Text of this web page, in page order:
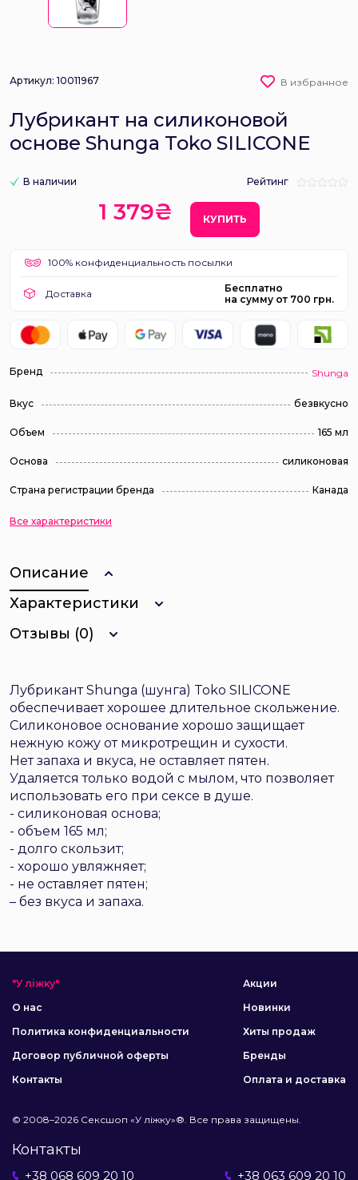
Артикул: 10011967 В избранное
Лубрикант на силиконовой
основе Shunga Toko SILICONE
В наличии Рейтинг
1 379₴ КУПИТЬ
100% конфиденциальность посылки
Доставка
Бесплатно
на сумму от 700 грн.
Бренд Shunga
Вкус безвкусно
Объем 165 мл
Основа силиконовая
Страна регистрации бренда Канада
Все характеристики
Описание
Характеристики
Отзывы (0)
Лубрикант Shunga (шунга) Toko SILICONE
обеспечивает хорошее длительное скольжение.
Силиконовое основание хорошо защищает
нежную кожу от микротрещин и сухости.
Нет запаха и вкуса, не оставляет пятен.
Удаляется только водой с мылом, что позволяет
использовать его при сексе в душе.
- силиконовая основа;
- объем 165 мл;
- долго скользит;
- хорошо увляжняет;
- не оставляет пятен;
– без вкуса и запаха.
"У ліжку"
О нас
Политика конфиденциальности
Договор публичной оферты
Контакты
Акции
Новинки
Хиты продаж
Бренды
Оплата и доставка
© 2008–2026 Сексшоп «У ліжку»®. Все права защищены.
Контакты
+38 068 609 20 10 +38 063 609 20 10